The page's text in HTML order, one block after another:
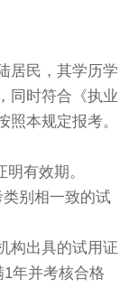
民，其学历学
同时符合《执业
照本规定报考。
有效期。
别相一致的试
出具的试用证
年并考核合格